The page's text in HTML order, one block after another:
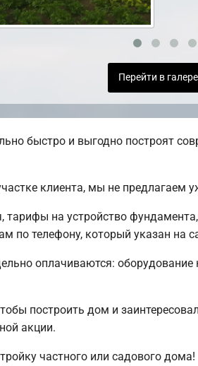
Перейти в
быстро и выгодно построят
клиента, мы не предлагаем
на устройство
по телефону, который указан на
оплачиваются: оборудование
построить дом и
акции.
частного или садового